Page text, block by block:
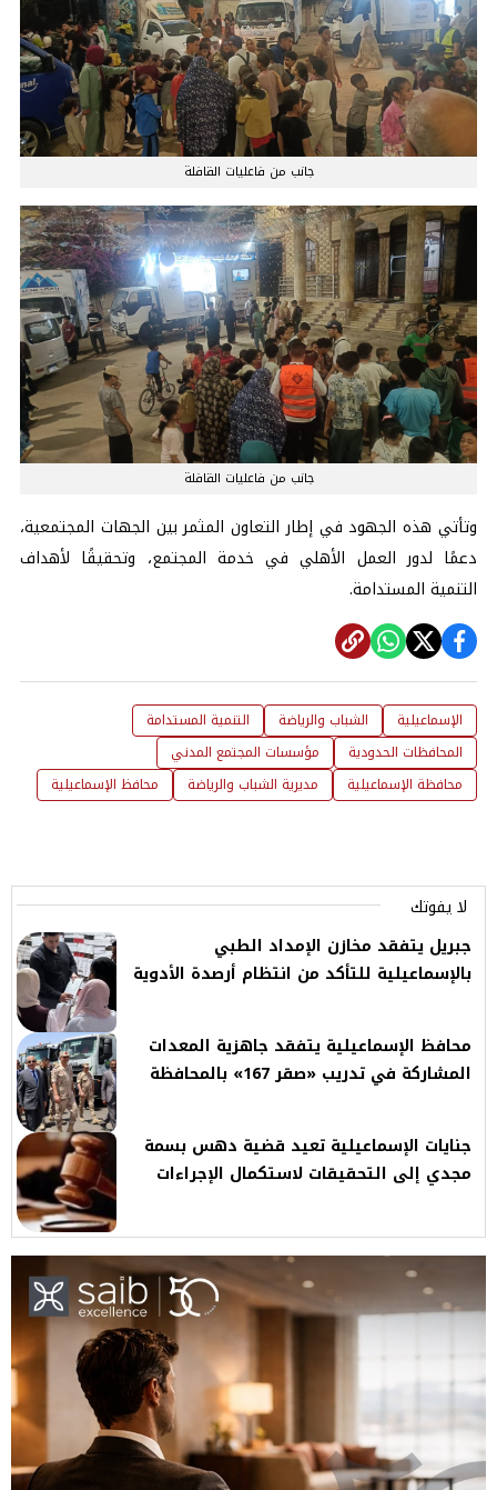
جانب من فاعليات القافلة
جانب من فاعليات القافلة
وتأتي هذه الجهود في إطار التعاون المثمر بين الجهات المجتمعية،
دعمًا لدور العمل الأهلي في خدمة المجتمع، وتحقيقًا لأهداف
التنمية المستدامة.
الإسماعيلية الشباب والرياضة
التنمية المستدامة
المحافظات الحدودية
مؤسسات المجتمع المدني
محافظة الإسماعيلية
مديرية الشباب والرياضة محافظ الإسماعيلية
لا يفوتك
جبريل يتفقد مخازن الإمداد الطبي
بالإسماعيلية للتأكد من انتظام أرصدة الأدوية
محافظ الإسماعيلية يتفقد جاهزية المعدات
المشاركة في تدريب «صقر 167» بالمحافظة
جنايات الإسماعيلية تعيد قضية دهس بسمة
مجدي إلى التحقيقات لاستكمال الإجراءات